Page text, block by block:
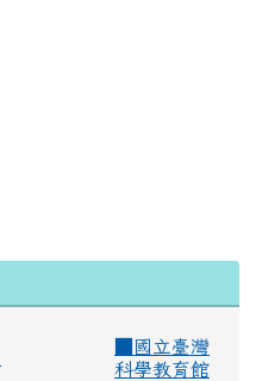
國立臺灣
科學教育館